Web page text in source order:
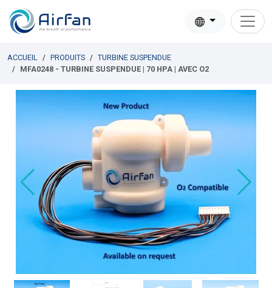
ACCUEIL PRODUITS
TURBINE SUSPENDUE
MFA0248 - TURBINE SUSPENDUE | 70 HPA | AVEC O2